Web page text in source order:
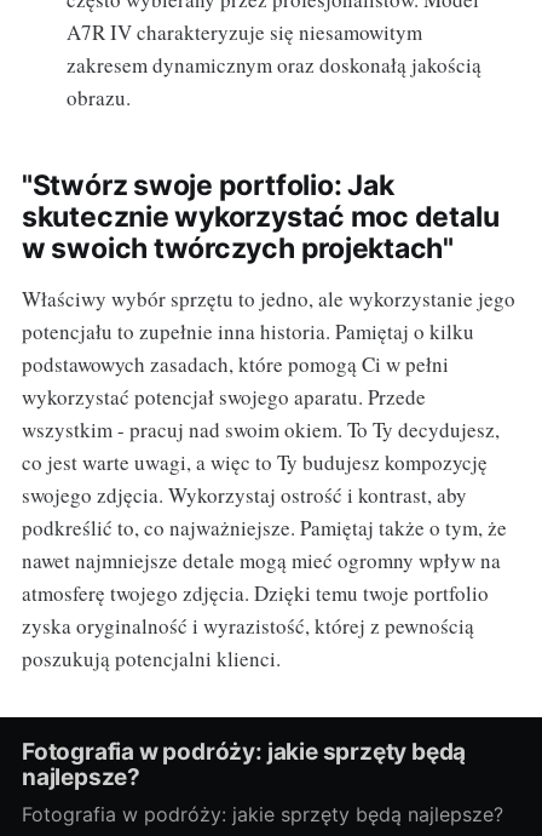
A7R IV charakteryzuje się niesamowitym
zakresem dynamicznym oraz doskonałą jakością
obrazu.
"Stwórz swoje portfolio: Jak
skutecznie wykorzystać moc detalu
w swoich twórczych projektach"
Właściwy wybór sprzętu to jedno, ale wykorzystanie jego
potencjału to zupełnie inna historia. Pamiętaj o kilku
podstawowych zasadach, które pomogą Ci w pełni
wykorzystać potencjał swojego aparatu. Przede
wszystkim - pracuj nad swoim okiem. To Ty decydujesz,
co jest warte uwagi, a więc to Ty budujesz kompozycję
swojego zdjęcia. Wykorzystaj ostrość i kontrast, aby
podkreślić to, co najważniejsze. Pamiętaj także o tym, że
nawet najmniejsze detale mogą mieć ogromny wpływ na
atmosferę twojego zdjęcia. Dzięki temu twoje portfolio
zyska oryginalność i wyrazistość, której z pewnością
poszukują potencjalni klienci.
Fotografia w podróży: jakie sprzęty będą
najlepsze?
Fotografia w podróży: jakie sprzęty będą najlepsze?